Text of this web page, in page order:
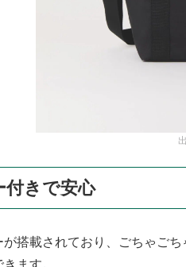
付きで安心
搭載されており、ごちゃご
ます。